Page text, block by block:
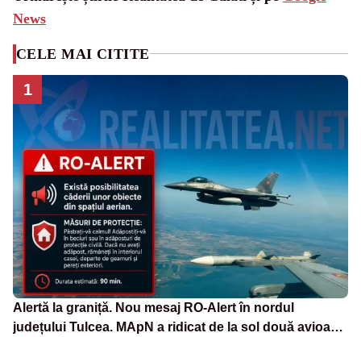
News
CELE MAI CITITE
1
Alertă la graniță. Nou mesaj RO-Alert în nordul
județului Tulcea. MApN a ridicat de la sol două avioane